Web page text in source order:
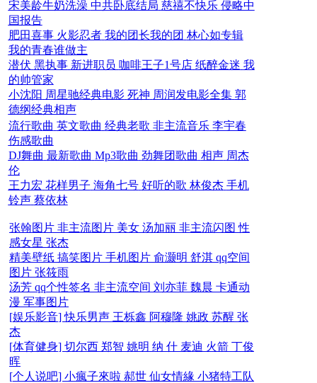
宋美龄牛奶洗澡 中共卧底结局 慈禧不快乐 侵略中
国报告
肥田喜事 火影忍者 我的团长我的团 林心如专辑
我的青春谁做主
潜伏 黑执事 新进职员 咖啡王子1号店 纸醉金迷 我
的帅管家
小沈阳 周星驰经典电影 死神 周润发电影全集 郭
德纲经典相声
流行歌曲 英文歌曲 经典老歌 非主流音乐 李宇春
伤感歌曲
DJ舞曲 最新歌曲 Mp3歌曲 劲舞团歌曲 相声 周杰
伦
王力宏 花样男子 海角七号 好听的歌 林俊杰 手机
铃声 蔡依林
张翰图片 非主流图片 美女 汤加丽 非主流闪图 性
感女星 张杰
精美壁纸 搞笑图片 手机图片 俞灏明 舒淇 qq空间
图片 张筱雨
汤芳 qq个性签名 非主流空间 刘亦菲 魏晨 卡通动
漫 军事图片
[娱乐影音]快乐男声 王栎鑫 阿穆隆 姚政 苏醒 张
杰
[体育健身] 切尔西 郑智 姚明 纳 什 麦迪 火箭 丁俊
晖
[个人说吧] 小瘋子來啦 郝世 仙女情緣 小猪特工队